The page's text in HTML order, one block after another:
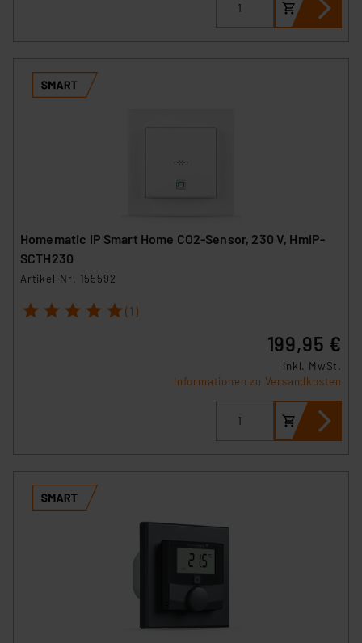
Homematic IP Smart Home CO2-Sensor, 230 V, HmIP-
SCTH230
Artikel-Nr. 155592
1 2 3 4 5 (1)
199,95 €
inkl. MwSt.
Informationen zu Versandkosten